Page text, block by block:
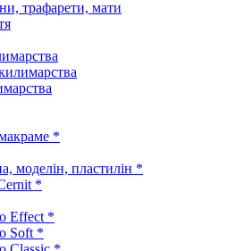
трафарети, мати
*
моделін, пластилін *
*
Effect *
Soft *